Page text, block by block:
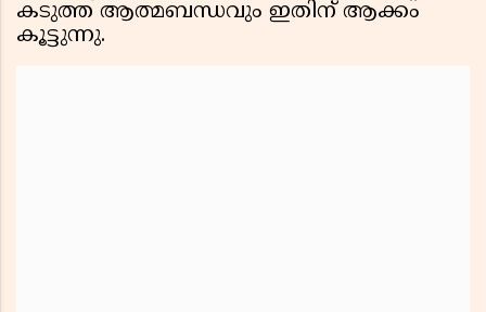
കടുത്ത ആത്മബന്ധവും ഇതിന് ആക്കം
കൂട്ടുന്നു.